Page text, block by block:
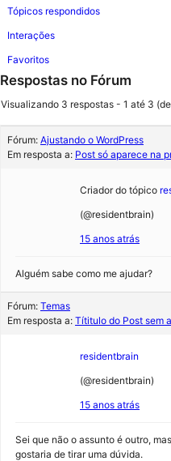
Tópicos respondidos
Interações
Favoritos
Respostas no Fórum
Visualizando 3 respostas - 1 até 3
Fórum: Ajustando o WordPress
Em resposta a: Post só aparece na
Criador do tópico
(@residentbrain)
15 anos atrás
Alguém sabe como me ajudar?
Fórum: Temas
Em resposta a: Títitulo do Post sem
residentbrain
(@residentbrain)
15 anos atrás
Sei que não o assunto é outro,
gostaria de tirar uma dúvida.